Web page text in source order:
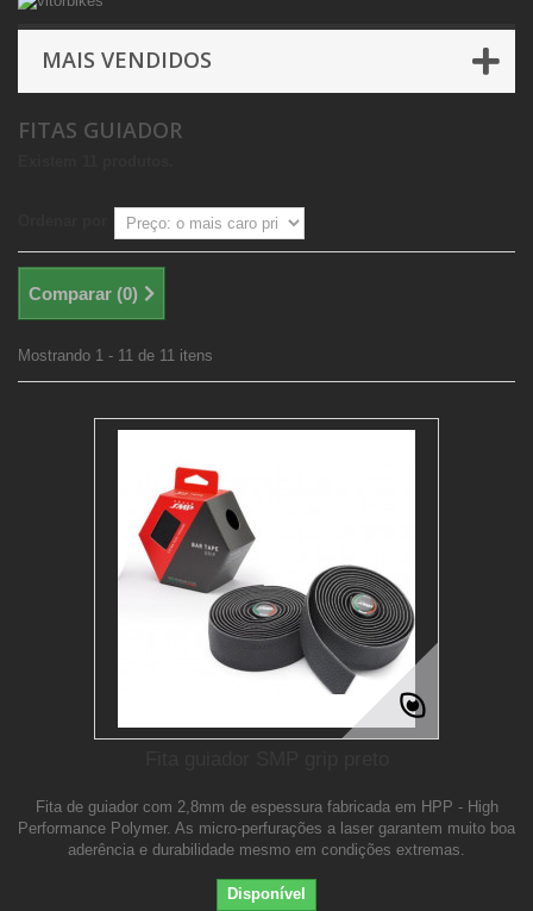
MAIS VENDIDOS
FITAS GUIADOR
Comparar (0)
Mostrando 1 - 11 de 11 itens
Fita de guiador com 2,8mm de espessura fabricada em HPP - High
Performance Polymer. As micro-perfurações a laser garantem muito boa
aderência e durabilidade mesmo em condições extremas.
Disponível